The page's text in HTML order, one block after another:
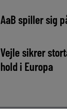
AaB spiller sig
Vejle sikrer
hold i Europa